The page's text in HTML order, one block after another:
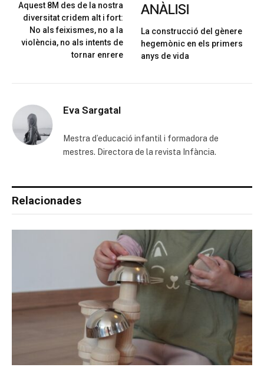
Aquest 8M des de la nostra
diversitat cridem alt i fort:
No als feixismes, no a la
violència, no als intents de
tornar enrere
ANÀLISI
La construcció del gènere
hegemònic en els primers
anys de vida
Eva Sargatal
Mestra d’educació infantil i formadora de
mestres. Directora de la revista Infància.
Relacionades